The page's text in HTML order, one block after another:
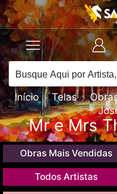
Início Telas
Mr e Mrs
Obras Mais Vendidas
Todos Artistas